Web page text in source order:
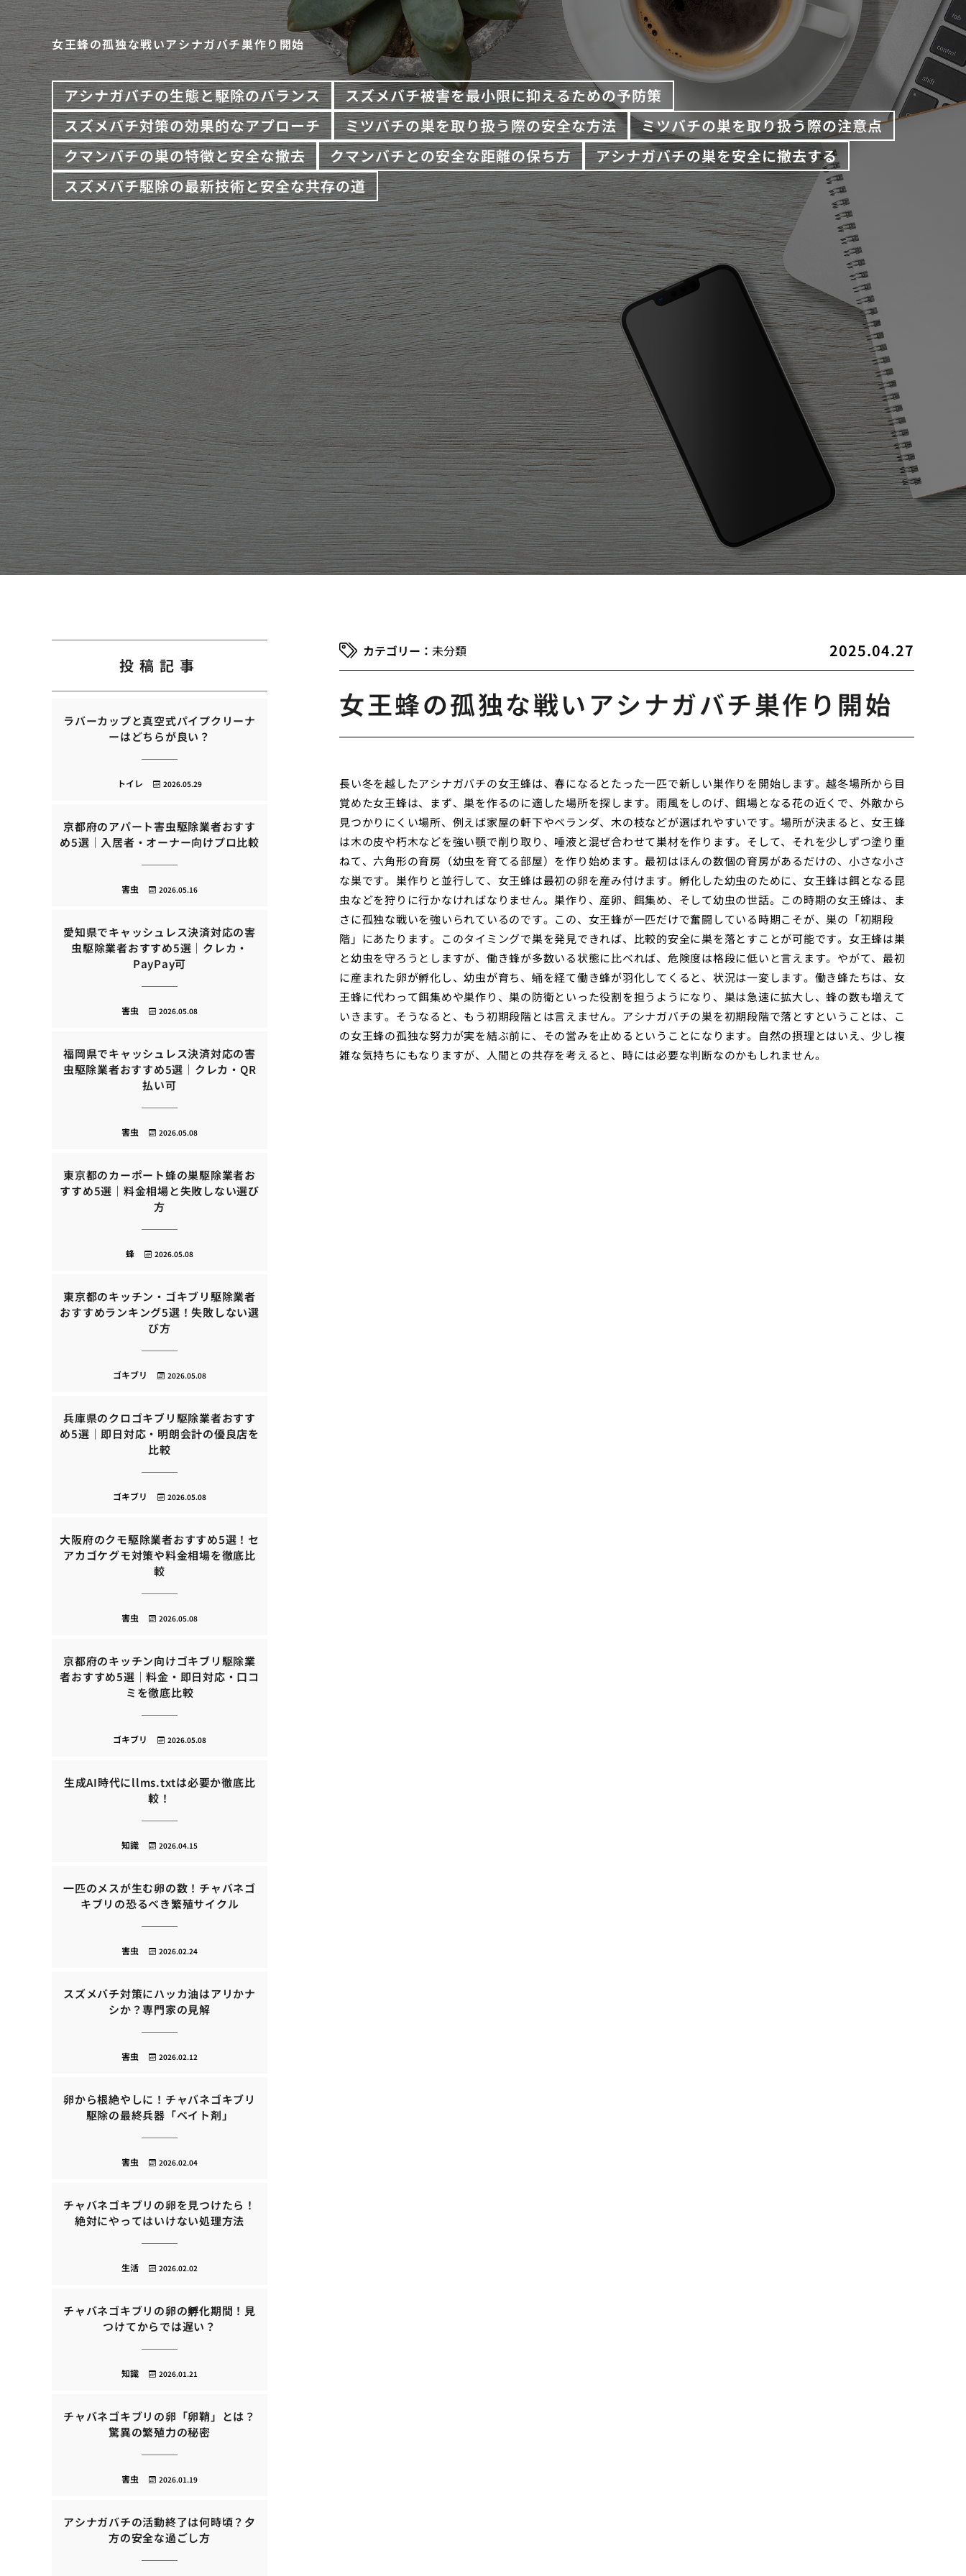
女王蜂の孤独な戦いアシナガバチ巣作り開始
アシナガバチの生態と駆除のバランス
スズメバチ被害を最小限に抑えるための予防策
スズメバチ対策の効果的なアプローチ
ミツバチの巣を取り扱う際の安全な方法
ミツバチの巣を取り扱う際の注意点
クマンバチの巣の特徴と安全な撤去
クマンバチとの安全な距離の保ち方
アシナガバチの巣を安全に撤去する
スズメバチ駆除の最新技術と安全な共存の道
2025.04.27
未分類
女王蜂の孤独な戦いアシナガバチ巣作り開始
長い冬を越したアシナガバチの女王蜂は、春になるとたった一匹で新しい巣作りを開始します。越冬場所から目
覚めた女王蜂は、まず、巣を作るのに適した場所を探します。雨風をしのげ、餌場となる花の近くで、外敵から
見つかりにくい場所、例えば家屋の軒下やベランダ、木の枝などが選ばれやすいです。場所が決まると、女王蜂
は木の皮や朽木などを強い顎で削り取り、唾液と混ぜ合わせて巣材を作ります。そして、それを少しずつ塗り重
ねて、六角形の育房（幼虫を育てる部屋）を作り始めます。最初はほんの数個の育房があるだけの、小さな小さ
な巣です。巣作りと並行して、女王蜂は最初の卵を産み付けます。孵化した幼虫のために、女王蜂は餌となる昆
虫などを狩りに行かなければなりません。巣作り、産卵、餌集め、そして幼虫の世話。この時期の女王蜂は、ま
さに孤独な戦いを強いられているのです。この、女王蜂が一匹だけで奮闘している時期こそが、巣の「初期段
階」にあたります。このタイミングで巣を発見できれば、比較的安全に巣を落とすことが可能です。女王蜂は巣
と幼虫を守ろうとしますが、働き蜂が多数いる状態に比べれば、危険度は格段に低いと言えます。やがて、最初
に産まれた卵が孵化し、幼虫が育ち、蛹を経て働き蜂が羽化してくると、状況は一変します。働き蜂たちは、女
王蜂に代わって餌集めや巣作り、巣の防衛といった役割を担うようになり、巣は急速に拡大し、蜂の数も増えて
いきます。そうなると、もう初期段階とは言えません。アシナガバチの巣を初期段階で落とすということは、こ
の女王蜂の孤独な努力が実を結ぶ前に、その営みを止めるということになります。自然の摂理とはいえ、少し複
雑な気持ちにもなりますが、人間との共存を考えると、時には必要な判断なのかもしれません。
投稿記事
ラバーカップと真空式パイプクリーナ
ーはどちらが良い？
2026.05.29
トイレ
京都府のアパート害虫駆除業者おすす
め5選｜入居者・オーナー向けプロ比較
2026.05.16
害虫
愛知県でキャッシュレス決済対応の害
虫駆除業者おすすめ5選｜クレカ・
PayPay可
2026.05.08
害虫
福岡県でキャッシュレス決済対応の害
虫駆除業者おすすめ5選｜クレカ・QR
払い可
2026.05.08
害虫
東京都のカーポート蜂の巣駆除業者お
すすめ5選｜料金相場と失敗しない選び
方
2026.05.08
蜂
東京都のキッチン・ゴキブリ駆除業者
おすすめランキング5選！失敗しない選
び方
2026.05.08
ゴキブリ
兵庫県のクロゴキブリ駆除業者おすす
め5選｜即日対応・明朗会計の優良店を
比較
2026.05.08
ゴキブリ
大阪府のクモ駆除業者おすすめ5選！セ
アカゴケグモ対策や料金相場を徹底比
較
2026.05.08
害虫
京都府のキッチン向けゴキブリ駆除業
者おすすめ5選｜料金・即日対応・口コ
ミを徹底比較
2026.05.08
ゴキブリ
生成AI時代にllms.txtは必要か徹底比
較！
2026.04.15
知識
一匹のメスが生む卵の数！チャバネゴ
キブリの恐るべき繁殖サイクル
2026.02.24
害虫
スズメバチ対策にハッカ油はアリかナ
シか？専門家の見解
2026.02.12
害虫
卵から根絶やしに！チャバネゴキブリ
駆除の最終兵器「ベイト剤」
2026.02.04
害虫
チャバネゴキブリの卵を見つけたら！
絶対にやってはいけない処理方法
2026.02.02
生活
チャバネゴキブリの卵の孵化期間！見
つけてからでは遅い？
2026.01.21
知識
チャバネゴキブリの卵「卵鞘」とは？
驚異の繁殖力の秘密
2026.01.19
害虫
アシナガバチの活動終了は何時頃？夕
方の安全な過ごし方